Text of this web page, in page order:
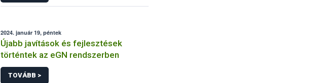
2024. január 19, péntek
Újabb javítások és fejlesztések
történtek az eGN rendszerben
TOVÁBB >